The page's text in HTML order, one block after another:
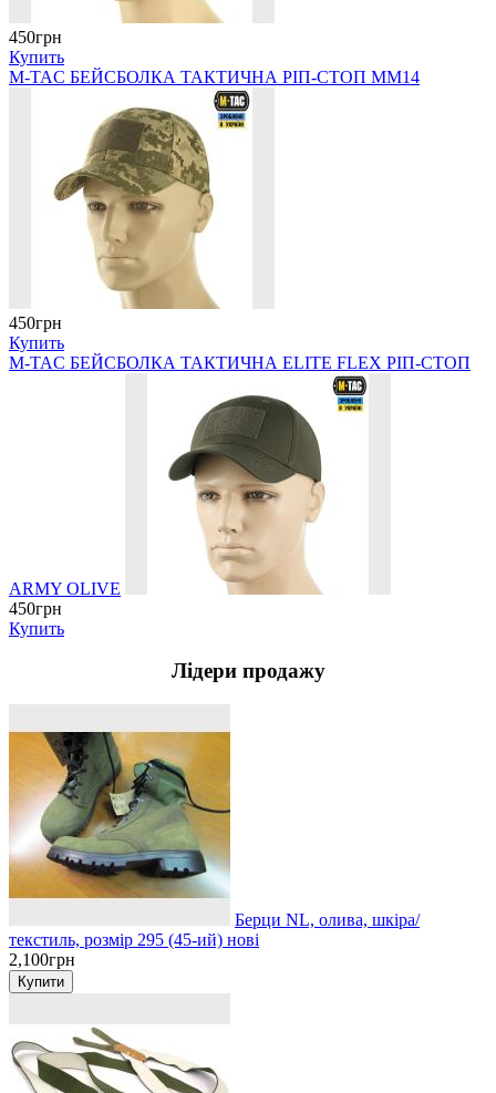
450грн
Купить
M-TAC БЕЙСБОЛКА ТАКТИЧНА РІП-СТОП ММ14
450грн
Купить
M-TAC БЕЙСБОЛКА ТАКТИЧНА ELITE FLEX РІП-СТОП
ARMY OLIVE
450грн
Купить
Лідери продажу
Берци NL, олива, шкіра/
текстиль, розмір 295 (45-ий) нові
2,100грн